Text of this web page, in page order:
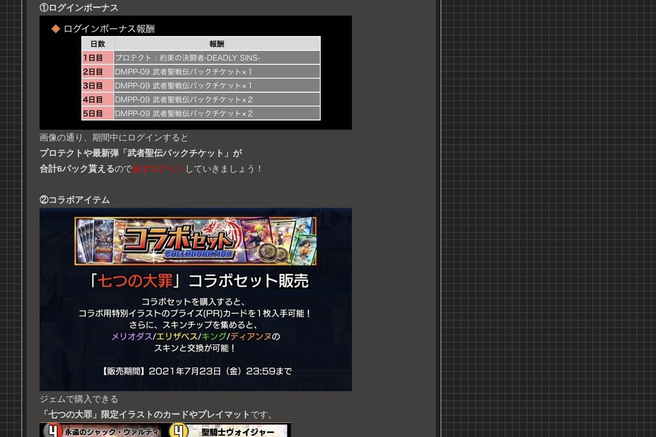
①ログインボーナス
画像の通り、期間中にログインすると
プロテクトや最新弾「武者聖伝パックチケット」が
合計6パック貰えるので必ずログイン していきましょう！
②コラボアイテム
ジェムで購入できる
「七つの大罪」限定イラストのカードやプレイマット です。